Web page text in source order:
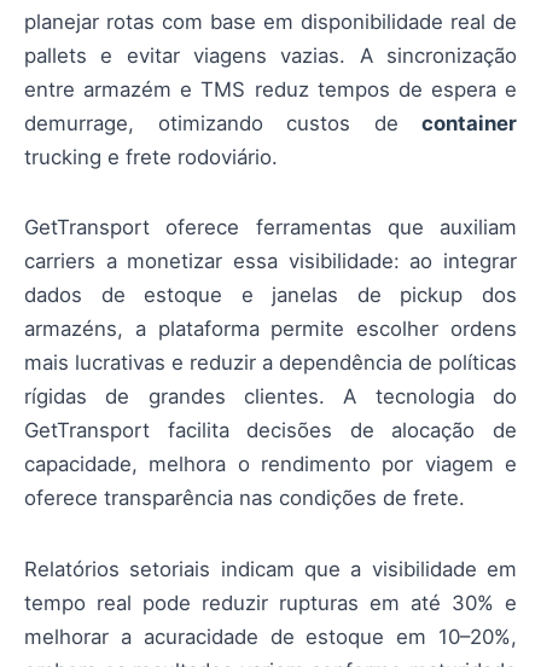
planejar rotas com base em disponibilidade real de
pallets e evitar viagens vazias. A sincronização
entre armazém e TMS reduz tempos de espera e
demurrage, otimizando custos de container
trucking e frete rodoviário.
GetTransport oferece ferramentas que auxiliam
carriers a monetizar essa visibilidade: ao integrar
dados de estoque e janelas de pickup dos
armazéns, a plataforma permite escolher ordens
mais lucrativas e reduzir a dependência de políticas
rígidas de grandes clientes. A tecnologia do
GetTransport facilita decisões de alocação de
capacidade, melhora o rendimento por viagem e
oferece transparência nas condições de frete.
Relatórios setoriais indicam que a visibilidade em
tempo real pode reduzir rupturas em até 30% e
melhorar a acuracidade de estoque em 10–20%,